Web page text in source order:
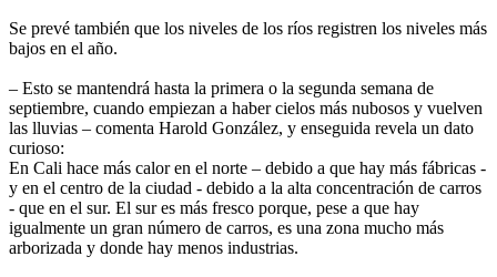
Se prevé también que los niveles de los ríos registren los niveles más
bajos en el año.
– Esto se mantendrá hasta la primera o la segunda semana de
septiembre, cuando empiezan a haber cielos más nubosos y vuelven
las lluvias – comenta Harold González, y enseguida revela un dato
curioso:
En Cali hace más calor en el norte – debido a que hay más fábricas -
y en el centro de la ciudad - debido a la alta concentración de carros
- que en el sur. El sur es más fresco porque, pese a que hay
igualmente un gran número de carros, es una zona mucho más
arborizada y donde hay menos industrias.